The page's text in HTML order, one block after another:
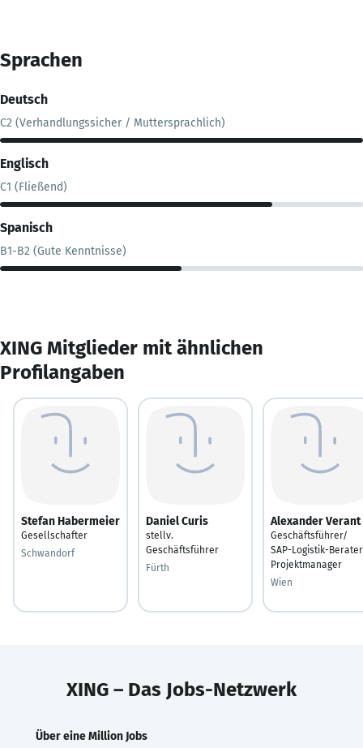
Sprachen
Deutsch
C2 (Verhandlungssicher / Muttersprachlich)
Englisch
C1 (Fließend)
Spanisch
B1-B2 (Gute Kenntnisse)
XING Mitglieder mit ähnlichen
Profilangaben
Stefan Habermeier
Gesellschafter
Schwandorf
Daniel Curis
stellv.
Geschäftsführer
Fürth
Alexander Verant
Geschäftsführer/
SAP-Logistik-
Projektmanager
Wien
XING – Das Jobs-Netzwerk
Über eine Million Jobs